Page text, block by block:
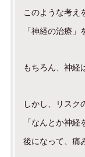
このような考え
「神経の治療」
もちろん、神経
しかし、リスク
「なんとか神経
後になって、痛